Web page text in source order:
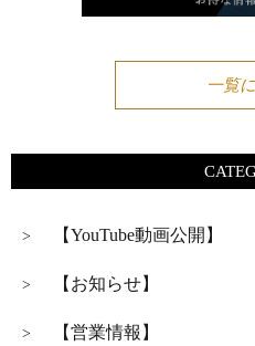
一覧
> 【YouTube動画公開】
> 【お知らせ】
> 【営業情報】